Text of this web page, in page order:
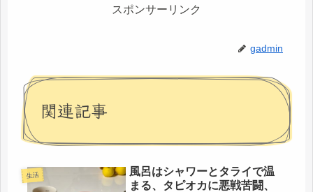
スポンサーリンク
gadmin
関連記事
生活
風呂はシャワーとタライで温
まる、タピオカに悪戦苦闘、